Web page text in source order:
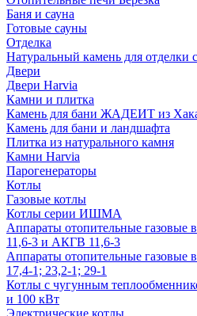
Баня и сауна
Готовые сауны
Отделка
Натуральный камень для отделки
Двери
Двери Harvia
Камни и плитка
Камень для бани ЖАДЕИТ из
Камень для бани и ландшафта
Плитка из натурального камня
Камни Harvia
Парогенераторы
Котлы
Газовые котлы
Котлы серии ИШМА
Аппараты отопительные
11,6-3 и АКГВ 11,6-3
Аппараты отопительные газовые
17,4-1; 23,2-1; 29-1
Котлы с чугунным
и 100 кВт
Электрические котлы